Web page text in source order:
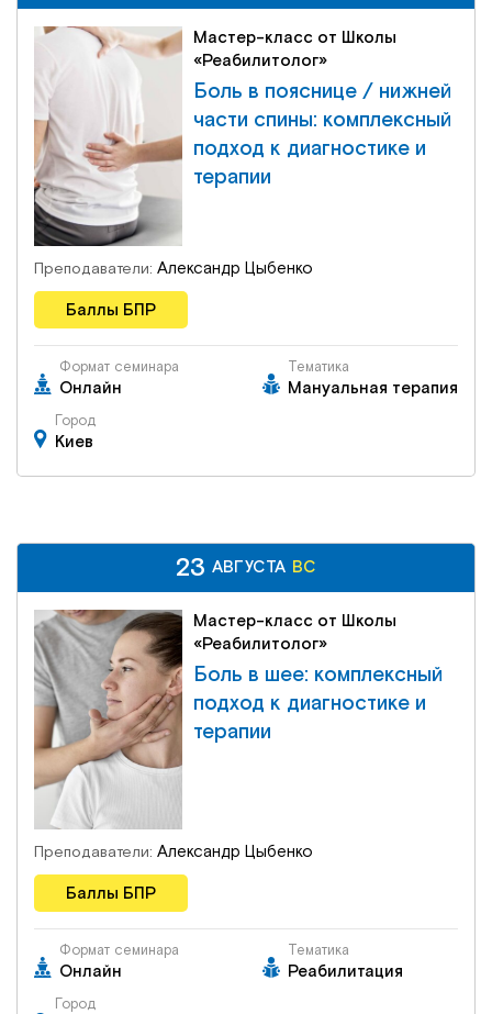
Мастер-класс от Школы
«Реабилитолог»
Боль в пояснице / нижней
части спины: комплексный
подход к диагностике и
терапии
Преподаватели: Александр Цыбенко
Баллы БПР
Формат семинара
Онлайн
Тематика
Мануальная терапия
Город
Киев
Мастер-класс от Школы
«Реабилитолог»
Боль в шее: комплексный
подход к диагностике и
терапии
Преподаватели: Александр Цыбенко
Баллы БПР
Формат семинара
Онлайн
Тематика
Реабилитация
Город
ВС 23 АВГУСТА
23 АВГУСТА ВС